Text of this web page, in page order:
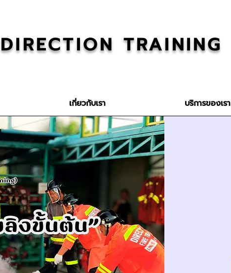
DIRECTION TRAINING
เกี่ยวกับเรา บริการของเรา